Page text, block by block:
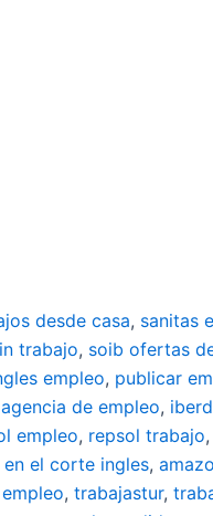
desde casa, sanitas
trabajo, soib ofertas
empleo, publicar
agencia de empleo,
empleo, repsol trabajo,
el corte ingles,
, trabajastur,